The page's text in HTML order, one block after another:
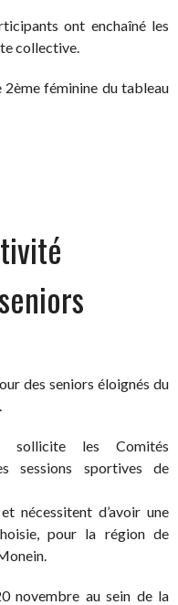
ont enchaîné les
collective.
féminine du tableau
des seniors éloignés du
sollicite les Comités
sessions sportives de
nécessitent d’avoir une
pour la région de
novembre au sein de la